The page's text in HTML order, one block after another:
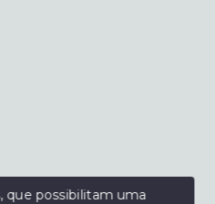
, que possibilitam uma